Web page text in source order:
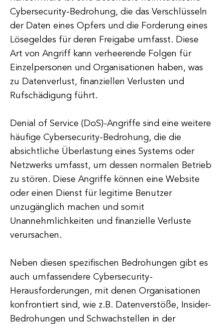
Cybersecurity-Bedrohung, die das Verschlüsseln
der Daten eines Opfers und die Forderung eines
Lösegeldes für deren Freigabe umfasst. Diese
Art von Angriff kann verheerende Folgen für
Einzelpersonen und Organisationen haben, was
zu Datenverlust, finanziellen Verlusten und
Rufschädigung führt.
Denial of Service (DoS)-Angriffe sind eine weitere
häufige Cybersecurity-Bedrohung, die die
absichtliche Überlastung eines Systems oder
Netzwerks umfasst, um dessen normalen Betrieb
zu stören. Diese Angriffe können eine Website
oder einen Dienst für legitime Benutzer
unzugänglich machen und somit
Unannehmlichkeiten und finanzielle Verluste
verursachen.
Neben diesen spezifischen Bedrohungen gibt es
auch umfassendere Cybersecurity-
Herausforderungen, mit denen Organisationen
konfrontiert sind, wie z.B. Datenverstöße, Insider-
Bedrohungen und Schwachstellen in der